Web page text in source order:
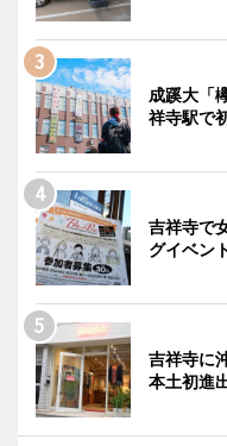
成蹊大「
祥寺駅で
吉祥寺で
グイベン
吉祥寺に
本土初進